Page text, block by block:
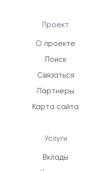
Проект
О проекте
Поиск
Связаться
Партнеры
Карта сайта
Услуги
Вклады